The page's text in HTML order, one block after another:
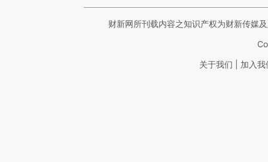
财新网所刊载内容之知识产权为财新传媒
关于我们 加入我